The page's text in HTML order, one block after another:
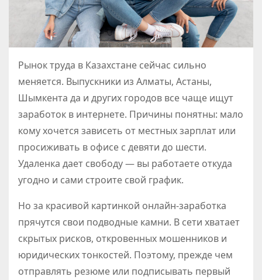
Рынок труда в Казахстане сейчас сильно
меняется. Выпускники из Алматы, Астаны,
Шымкента да и других городов все чаще ищут
заработок в интернете. Причины понятны: мало
кому хочется зависеть от местных зарплат или
просиживать в офисе с девяти до шести.
Удаленка дает свободу — вы работаете откуда
угодно и сами строите свой график.
Но за красивой картинкой онлайн-заработка
прячутся свои подводные камни. В сети хватает
скрытых рисков, откровенных мошенников и
юридических тонкостей. Поэтому, прежде чем
отправлять резюме или подписывать первый